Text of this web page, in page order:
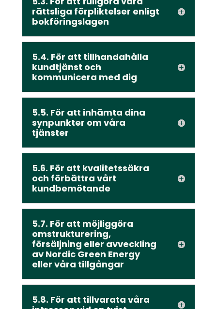
rättsliga förpliktelser enligt
bokföringslagen
5.4. För att tillhandahålla
kundtjänst och
kommunicera med dig
5.5. För att inhämta dina
synpunkter om våra
tjänster
5.6. För att kvalitetssäkra
och förbättra vårt
kundbemötande
5.7. För att möjliggöra
omstrukturering,
försäljning eller avveckling
av Nordic Green Energy
eller våra tillgångar
5.8. För att tillvarata våra